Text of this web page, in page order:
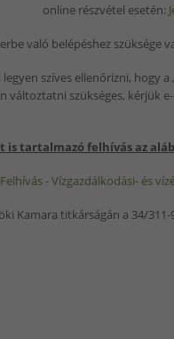
online részvétel esetén:
való belépéshez szüksége
szíves ellenőrizni, hogy
változtatni szükséges, kérjük
is tartalmazó felhívás az
Felhívás - Vízgazdálkodási- és
Kamara titkárságán a 34/